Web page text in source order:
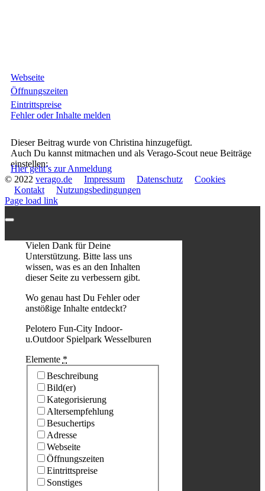
Webseite
Öffnungszeiten
Eintrittspreise
Fehler oder Inhalte melden
Dieser Beitrag wurde von Christina hinzugefügt.
Auch Du kannst mitmachen und als Verago-Scout neue Beiträge
einstellen:
Hier geht’s zur Anmeldung
© 2022 verago.de Impressum Datenschutz
Cookies
Kontakt
Nutzungsbedingungen
Page load link
Vielen Dank für Deine
Unterstützung. Bitte lass uns
wissen, was es an den Inhalten
dieser Seite zu verbessern gibt.
Wo genau hast Du Fehler oder
anstößige Inhalte entdeckt?
Pelotero Fun-City Indoor-
u.Outdoor Spielpark Wesselburen
Elemente *
Beschreibung
Bild(er)
Kategorisierung
Altersempfehlung
Besuchertips
Adresse
Webseite
Öffnungszeiten
Eintrittspreise
Sonstiges